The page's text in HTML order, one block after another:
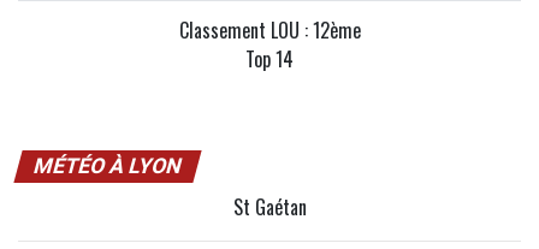
Classement LOU : 12ème
Top 14
MÉTÉO À LYON
St Gaétan